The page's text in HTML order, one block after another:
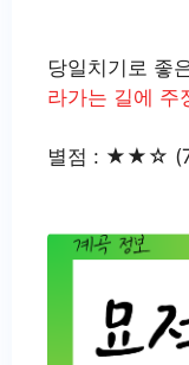
당일치기로 좋
라가는 길에 주
별점 : ★★☆